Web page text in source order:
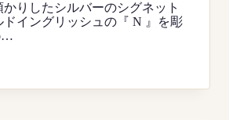
りしたシルバーのシグネット
ドイングリッシュの『 N 』を彫